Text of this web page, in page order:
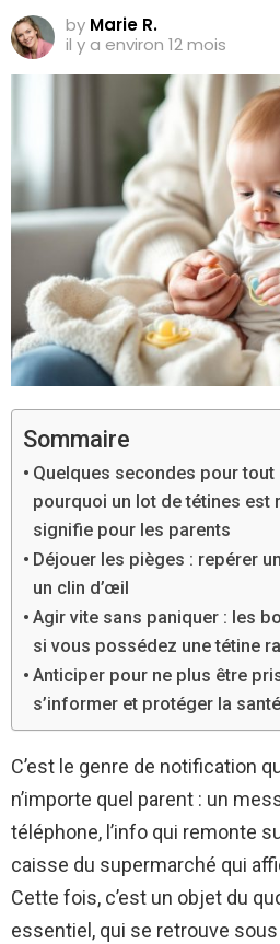
by Marie R.
il y a environ 12 mois
Sommaire
Quelques secondes pour tout
pourquoi un lot de tétines est
signifie pour les parents
Déjouer les pièges : repérer
un clin d’œil
Agir vite sans paniquer : les
si vous possédez une tétine
Anticiper pour ne plus être
s’informer et protéger la
C’est le genre de notification
n’importe quel parent : un
téléphone, l’info qui remonte
caisse du supermarché qui
Cette fois, c’est un objet du
essentiel, qui se retrouve